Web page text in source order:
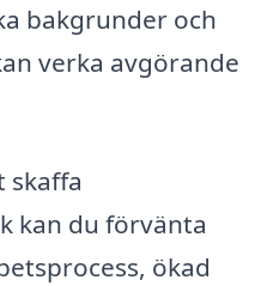
bakgrunder och
verka avgörande
skaffa
kan du förvänta
ökad